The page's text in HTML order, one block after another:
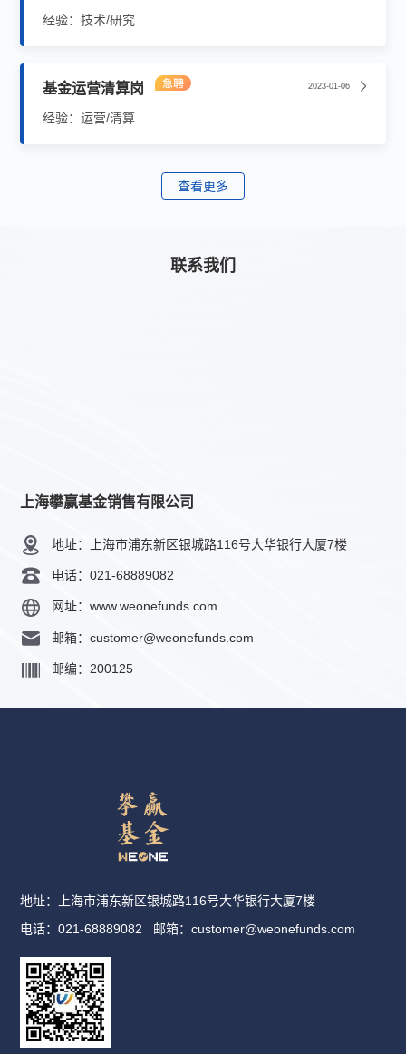
经验：技术/研究
基金运营清算岗
经验：运营/清算
2023-01-06
查看更多
联系我们
上海攀赢基金销售有限公司
地址：上海市浦东新区银城路116号大华银行大厦7楼
电话：021-68889082
网址：www.weonefunds.com
邮箱：customer@weonefunds.com
邮编：200125
地址：上海市浦东新区银城路116号大华银行大厦7楼
电话：021-68889082 邮箱：customer@weonefunds.com